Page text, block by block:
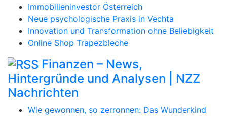
Immobilieninvestor Österreich
Neue psychologische Praxis in Vechta
Innovation und Transformation ohne Beliebigkeit
Online Shop Trapezbleche
Finanzen – News,
Hintergründe und Analysen | NZZ
Nachrichten
Wie gewonnen, so zerronnen: Das Wunderkind